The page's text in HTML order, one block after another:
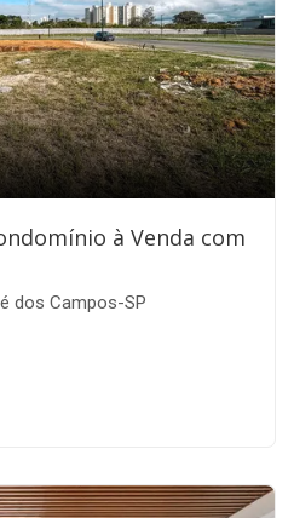
à Venda com
dos Campos-SP